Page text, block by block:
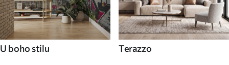
U boho stilu Terazzo